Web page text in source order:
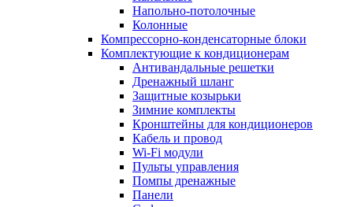
Напольно-потолочные
Колонные
Компрессорно-конденсаторные блоки
Комплектующие к кондиционерам
Антивандальные решетки
Дренажный шланг
Защитные козырьки
Зимние комплекты
Кронштейны для кондиционеров
Кабель и провод
Wi-Fi модули
Пульты управления
Помпы дренажные
Панели